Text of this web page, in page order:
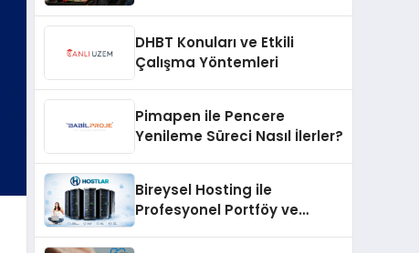
DHBT Konuları ve Etkili
Çalışma Yöntemleri
Pimapen ile Pencere
Yenileme Süreci Nasıl İlerler?
Bireysel Hosting ile
Profesyonel Portföy ve